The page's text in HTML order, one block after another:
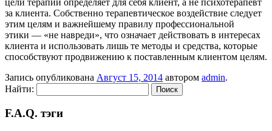
за клиента. Собственно терапевтическое воздействие следует
этим целям и важнейшему правилу профессиональной
этики — «не навреди», что означает действовать в интересах
клиента и использовать лишь те методы и средства, которые
способствуют продвижению к поставленным клиентом целям.
Запись опубликована Август 15, 2014 автором admin.
Найти:
F.A.Q. тэги